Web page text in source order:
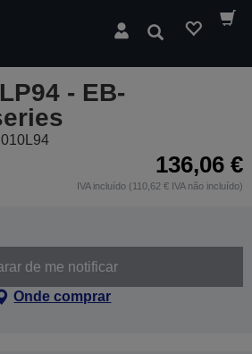
Pesquisar
- EB-
136,06 €
IVA incluído (110,62 € IVA não incluído)
de me notificar
Onde comprar